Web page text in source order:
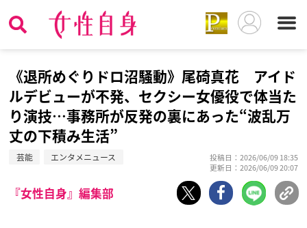
《退所めぐりドロ沼騒動》尾碕真花 アイド
ルデビューが不発、セクシー女優役で体当た
り演技…事務所が反発の裏にあった“波乱万
丈の下積み生活”
芸能 エンタメニュース
投稿日：2026/06/09 18:35
更新日：2026/06/09 20:07
『女性自身』編集部